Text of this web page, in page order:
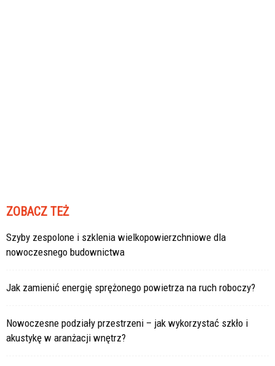
ZOBACZ TEŻ
Szyby zespolone i szklenia wielkopowierzchniowe dla
nowoczesnego budownictwa
Jak zamienić energię sprężonego powietrza na ruch roboczy?
Nowoczesne podziały przestrzeni – jak wykorzystać szkło i
akustykę w aranżacji wnętrz?